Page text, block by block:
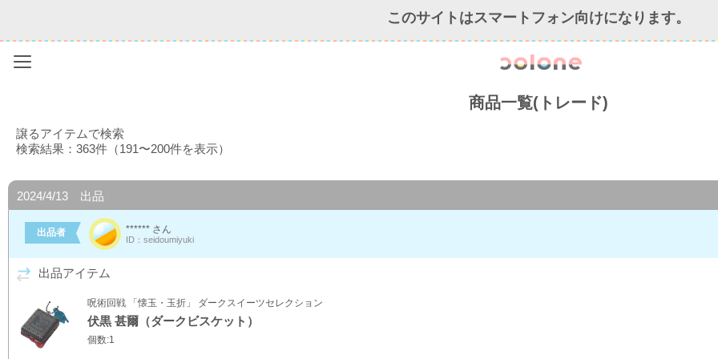
このサイトはスマートフォン向けになります。
商品一覧(トレード)
譲るアイテムで検索
検索結果：363件（191〜200件を表示）
2024/4/13 出品
出品者 ****** さん
ID：seidoumiyuki
出品アイテム
呪術回戦 「懐玉・玉折」 ダークスイーツセレクション
伏黒 甚爾（ダークビスケット）
個数:1